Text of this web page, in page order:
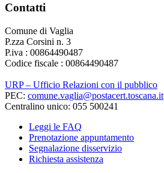
Contatti
Comune di Vaglia
P.zza Corsini n. 3
P.iva : 00864490487
Codice fiscale : 00864490487
URP – Ufficio Relazioni con il pubblico
PEC: comune.vaglia@postacert.toscana.it
Centralino unico: 055 500241
Leggi le FAQ
Prenotazione appuntamento
Segnalazione disservizio
Richiesta assistenza